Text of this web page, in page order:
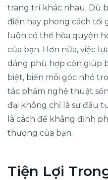
trang trí khác nhau. Dù
điển hay phong cách tối
luôn có thể hòa quyện
của bạn. Hơn nữa, việc
dáng phù hợp còn giúp
biệt, biến mỗi góc nhỏ
tác phẩm nghệ thuật
đại không chỉ là sự đầu
là cách để khẳng định
thượng của bạn.
Tiện Lợi